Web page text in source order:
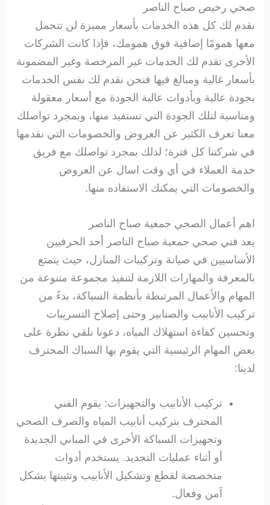
صحي رخيص صباح الناصر
نقدم لك كل هذه الخدمات بأسعار مميزة لن تتحمل
معها همومًا إضافية فوق همومك، فإذا كانت الشركات
الأخرى تقدم لك الخدمات غير المرخصة وغير المضمونة
بأسعار غالية ومبالغ فيها فنحن نقدم لك نفس الخدمات
بجودة عالية وبأدوات عالية الجودة مع أسعار معقولة
ومناسبة لتلك الجودة التي تستفيد منها، وبمجرد تواصلك
معنا تعرف الكثير عن العروض والخصومات التي نقدمها
في شركتنا كل فترة؛ لذلك بمجرد تواصلك مع فريق
خدمة العملاء في أي وقت اسال عن العروض
والخصومات التي يمكنك الاستفاده منها.
اهم أعمال الصحي جمعية صباح الناصر
يعد فني صحي جمعية صباح الناصر أحد الحرفيين
الأساسيين في صيانة وتركيبات المنازل، حيث يتمتع
بالمعرفة والمهارات اللازمة لتنفيذ مجموعة متنوعة من
المهام والأعمال المرتبطة بأنظمة السباكة، بدءً من
تركيب الأنابيب والصنابير وحتى إصلاح التسريبات
وتحسين كفاءة استهلاك المياه، دعونا نلقي نظرة على
بعض المهام الرئيسية التي يقوم بها السباك المحترف
لدينا:
تركيب الأنابيب والتجهيزات: يقوم الفني
المحترف بتركيب أنابيب المياه والصرف الصحي
وتجهيزات السباكة الأخرى في المباني الجديدة
أو أثناء عمليات التجديد. يستخدم أدوات
متخصصة لقطع وتشكيل الأنابيب وتثبيتها بشكل
آمن وفعال.